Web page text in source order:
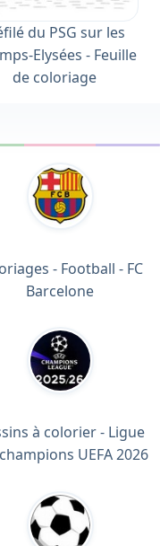
du PSG sur les
Elysées - Feuille
de coloriage
- Football - FC
Barcelone
à colorier - Ligue
UEFA 2026